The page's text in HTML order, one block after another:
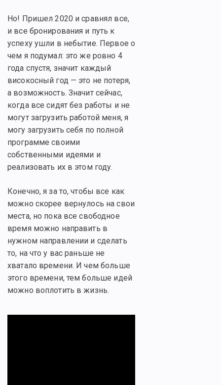
Но! Пришел 2020 и сравнял все,
и все бронирования и путь к
успеху ушли в небытие. Первое о
чем я подумал: это же ровно 4
года спустя, значит каждый
високосный год — это не потеря,
а возможность. Значит сейчас,
когда все сидят без работы и не
могут загрузить работой меня, я
могу загрузить себя по полной
программе своими
собственными идеями и
реализовать их в этом году.
Конечно, я за то, чтобы все как
можно скорее вернулось на свои
места, но пока все свободное
время можно направить в
нужном направлении и сделать
то, на что у вас раньше не
хватало времени. И чем больше
этого времени, тем больше идей
можно воплотить в жизнь.